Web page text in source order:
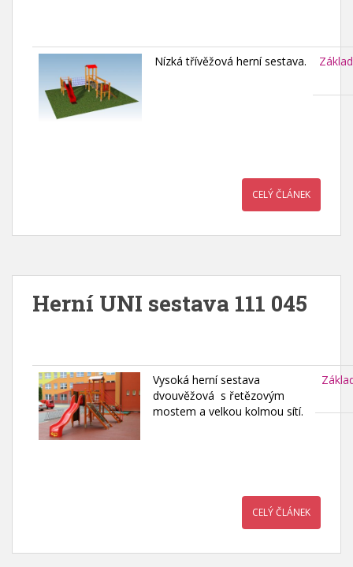
Nízká třívěžová herní sestava.
CELÝ ČLÁNEK
Herní UNI sestava 111 045
Vysoká herní sestava
dvouvěžová s řetězovým
mostem a velkou kolmou sítí.
CELÝ ČLÁNEK